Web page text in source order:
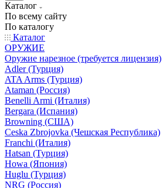
Каталог
По всему сайту
По каталогу
Каталог
ОРУЖИЕ
Оружие нарезное (требуется лицензия)
Adler (Турция)
ATA Arms (Турция)
Ataman (Россия)
Benelli Armi (Италия)
Bergara (Испания)
Browning (США)
Ceska Zbrojovka (Чешская Республика)
Franchi (Италия)
Hatsan (Турция)
Howa (Япония)
Huglu (Турция)
NRG (Россия)